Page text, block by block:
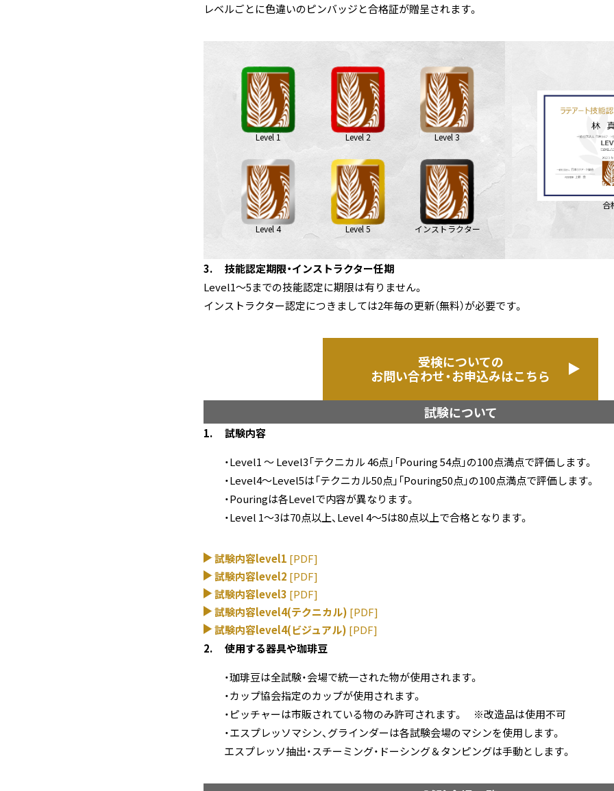
レベルごとに色違いのピンバッジと合格証が贈呈されます。
Level 1 Level 2 Level 3
Level 4 Level 5 インストラクター
合
技能認定期限・インストラクター任期
Level1～5までの技能認定に期限は有りません。
インストラクター認定につきましては2年毎の更新（無料）が必要です。
受検についての
お問い合わせ・お申込みはこちら
試験について
試験内容
Level1 ～ Level3「テクニカル 46点」「Pouring 54点」の100点満点で評価します。
Level4～Level5は「テクニカル50点」「Pouring50点」の100点満点で評価します。
Pouringは各Levelで内容が異なります。
Level 1～3は70点以上、Level 4～5は80点以上で合格となります。
試験内容level1 [PDF]
試験内容level2 [PDF]
試験内容level3 [PDF]
試験内容level4(テクニカル) [PDF]
試験内容level4(ビジュアル) [PDF]
使用する器具や珈琲豆
珈琲豆は全試験・会場で統一された物が使用されます。
カップ協会指定のカップが使用されます。
ピッチャーは市販されている物のみ許可されます。
※改造品は使用不可
エスプレッソマシン、グラインダーは各試験会場のマシンを使用します。
エスプレッソ抽出・スチーミング・ドーシング＆タンピングは手動とします。